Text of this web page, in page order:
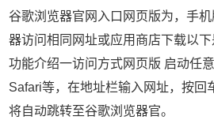
谷歌浏览器官网入口网页版为，手
器访问相同网址或应用商店下载以
功能介绍一访问方式网页版 启动任
Safari等，在地址栏输入网址，按回
将自动跳转至谷歌浏览器官。